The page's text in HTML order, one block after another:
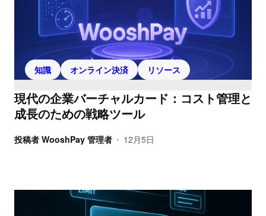
知識 オンライン決済 リソース
現代の企業バーチャルカード：コスト管理と
成長のための戦略ツール
投稿者 WooshPay 管理者 • 12月5日